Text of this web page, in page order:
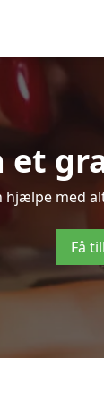
et
hjælpe
Få